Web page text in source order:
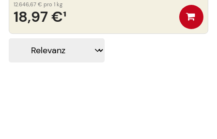
18,97 €¹
12.646,67 € pro 1 kg